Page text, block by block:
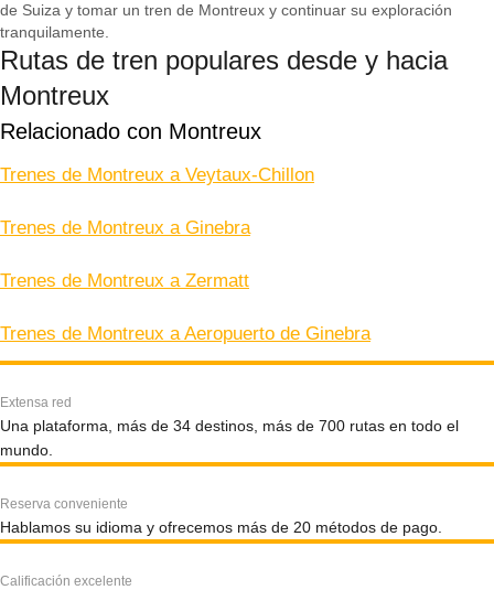
de Suiza y tomar un tren de Montreux y continuar su exploración
tranquilamente.
Rutas de tren populares desde y hacia
Montreux
Relacionado con Montreux
Trenes de Montreux a Veytaux-Chillon
Trenes de Montreux a Ginebra
Trenes de Montreux a Zermatt
Trenes de Montreux a Aeropuerto de Ginebra
Extensa red
Una plataforma, más de 34 destinos, más de 700 rutas en todo el
mundo.
Reserva conveniente
Hablamos su idioma y ofrecemos más de 20 métodos de pago.
Calificación excelente